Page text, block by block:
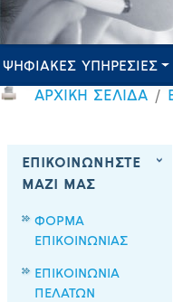
ΨΗΦΙΑΚΕΣ ΥΠΗΡΕΣΙΕΣ
ΑΡΧΙΚΗ ΣΕΛΙΔΑ
ΕΠΙΚΟΙΝΩΝΗΣΤΕ
ΜΑΖΙ ΜΑΣ
ΦΟΡΜΑ
ΕΠΙΚΟΙΝΩΝΙΑΣ
ΕΠΙΚΟΙΝΩΝΙΑ
ΠΕΛΑΤΩΝ